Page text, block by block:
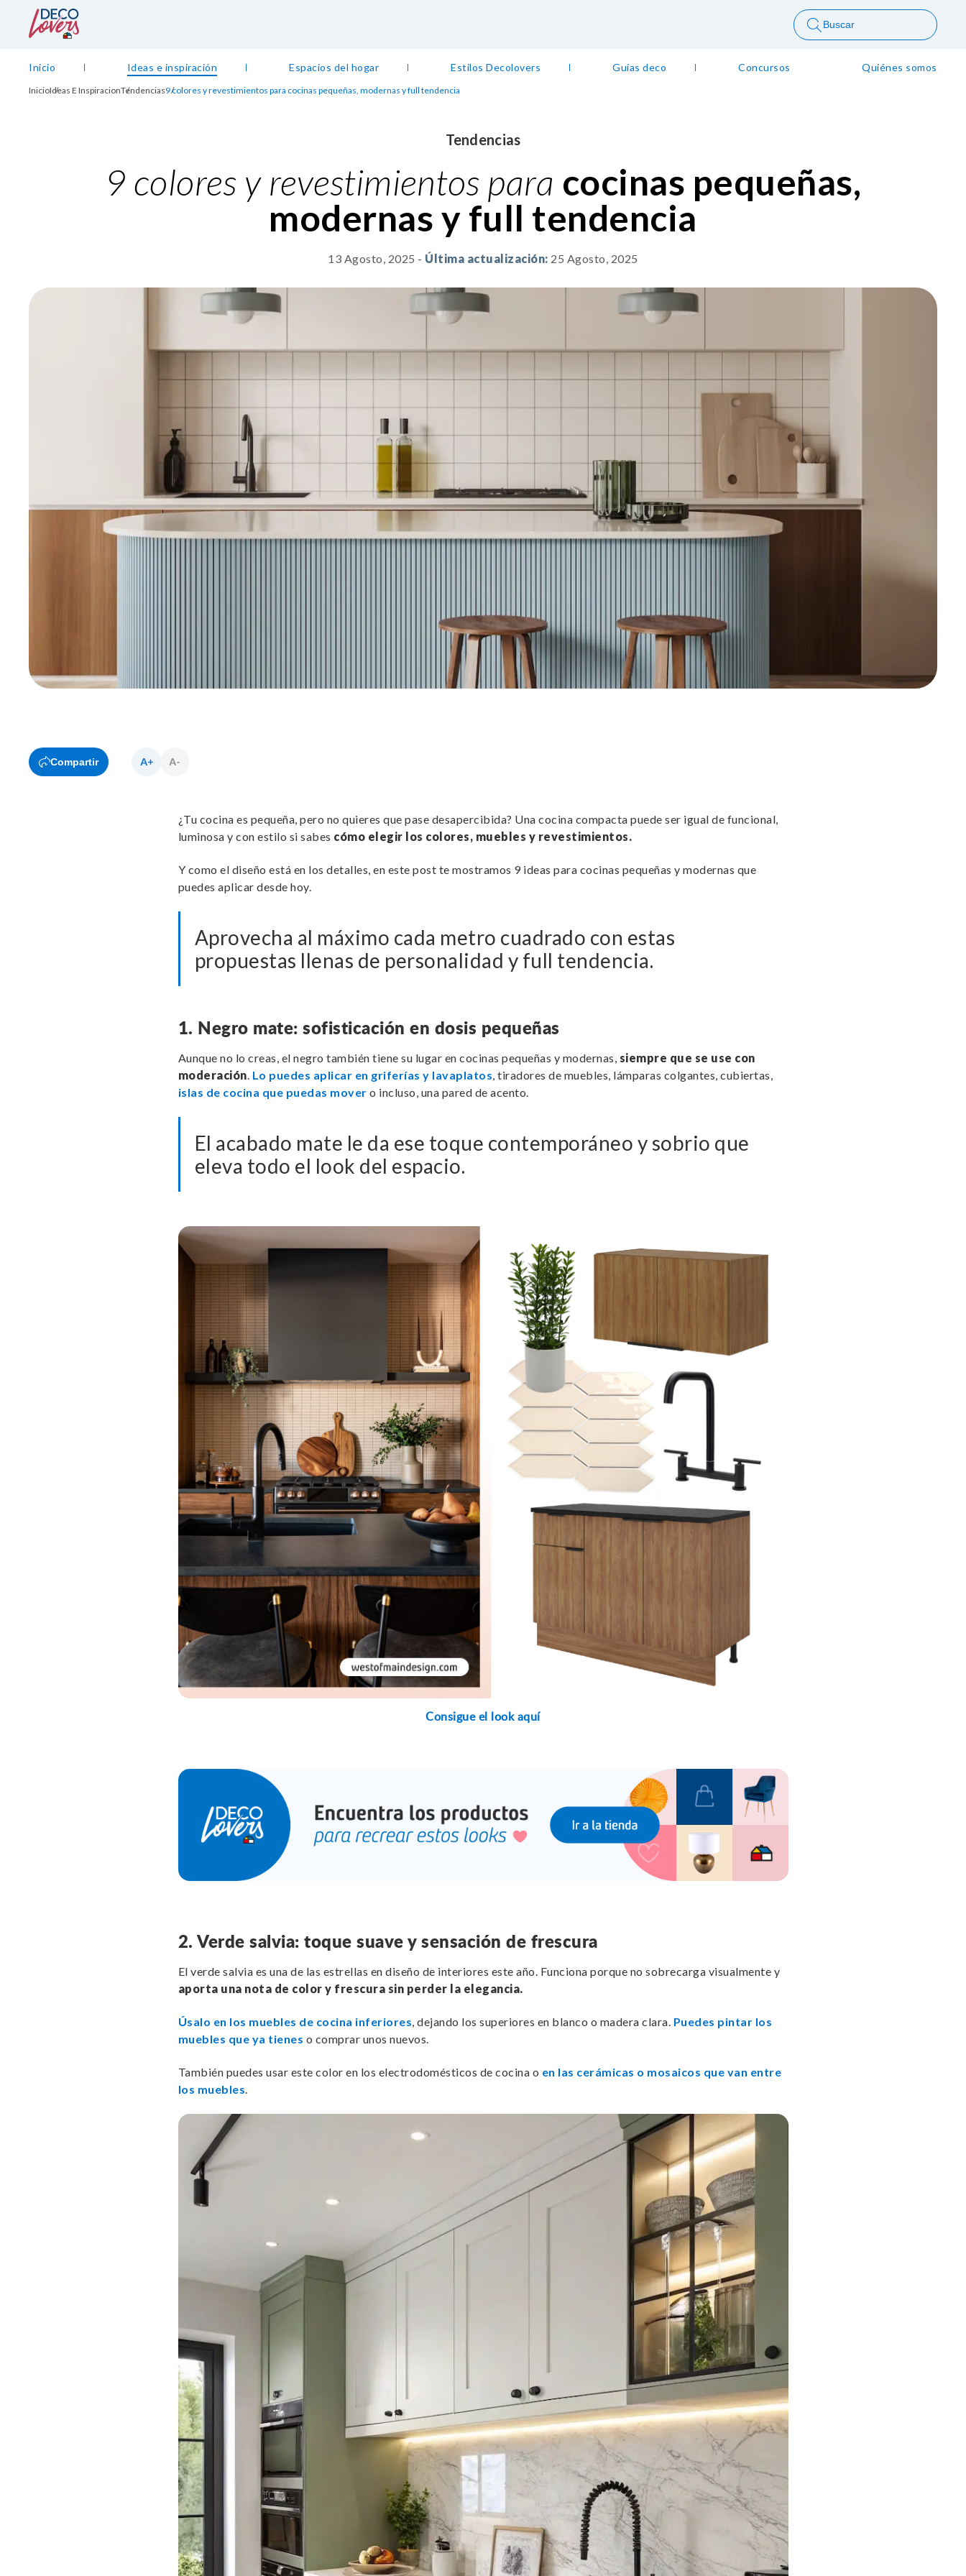
Buscar
Inicio Ideas e inspiración Espacios del hogar Estilos Decolovers Guías deco Concursos Quiénes somos
InicioIdeas E InspiracionTendencias9 colores y revestimientos para cocinas pequeñas, modernas y full tendencia
Tendencias
9 colores y revestimientos para cocinas pequeñas,
modernas y full tendencia
13 Agosto, 2025 - Última actualización: 25 Agosto, 2025
Compartir
¿Tu cocina es pequeña, pero no quieres que pase desapercibida? Una cocina compacta puede ser igual de funcional,
luminosa y con estilo si sabes cómo elegir los colores, muebles y revestimientos.
Y como el diseño está en los detalles, en este post te mostramos 9 ideas para cocinas pequeñas y modernas que
puedes aplicar desde hoy.
Aprovecha al máximo cada metro cuadrado con estas
propuestas llenas de personalidad y full tendencia.
1. Negro mate: sofisticación en dosis pequeñas
Aunque no lo creas, el negro también tiene su lugar en cocinas pequeñas y modernas, siempre que se use con
moderación. Lo puedes aplicar en griferías y lavaplatos, tiradores de muebles, lámparas colgantes, cubiertas,
islas de cocina que puedas mover o incluso, una pared de acento.
El acabado mate le da ese toque contemporáneo y sobrio que
eleva todo el look del espacio.
Consigue el look aquí
2. Verde salvia: toque suave y sensación de frescura
El verde salvia es una de las estrellas en diseño de interiores este año. Funciona porque no sobrecarga visualmente y
aporta una nota de color y frescura sin perder la elegancia.
Úsalo en los muebles de cocina inferiores , dejando los superiores en blanco o madera clara. Puedes pintar los
muebles que ya tienes o comprar unos nuevos.
También puedes usar este color en los electrodomésticos de cocina o en las cerámicas o mosaicos que van entre
los muebles